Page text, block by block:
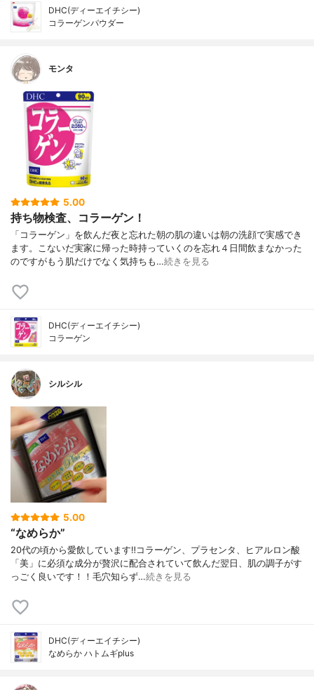
DHC(ディーエイチシー)
コラーゲンパウダー
モンタ
5.00
持ち物検査、コラーゲン！
「コラーゲン」を飲んだ夜と忘れた朝の肌の違いは朝の洗顔で実感でき
ます。こないだ実家に帰った時持っていくのを忘れ４日間飲まなかった
のですがもう肌だけでなく気持ちも…続きを見る
DHC(ディーエイチシー)
コラーゲン
シルシル
5.00
“なめらか”
20代の頃から愛飲しています‼︎コラーゲン、プラセンタ、ヒアルロン酸
「美」に必須な成分が贅沢に配合されていて飲んだ翌日、肌の調子がす
っごく良いです！！毛穴知らず…続きを見る
DHC(ディーエイチシー)
なめらか ハトムギplus